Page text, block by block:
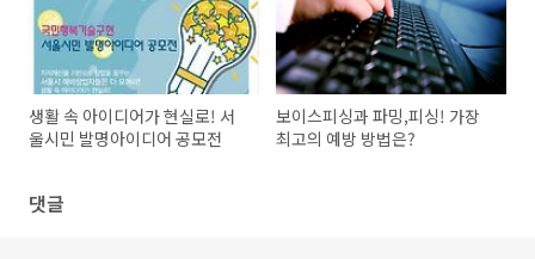
생활 속 아이디어가 현실로! 서
울시민 발명아이디어 공모전
보이스피싱과 파밍,피싱! 가장
최고의 예방 방법은?
댓글